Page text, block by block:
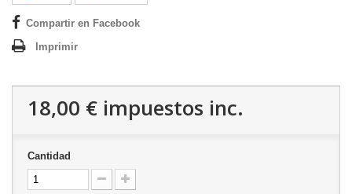
Compartir en Facebook
Imprimir
18,00 € impuestos inc.
Cantidad